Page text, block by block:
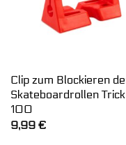
Clip zum Blockieren
Skateboardrollen Trick
100
9,99 €